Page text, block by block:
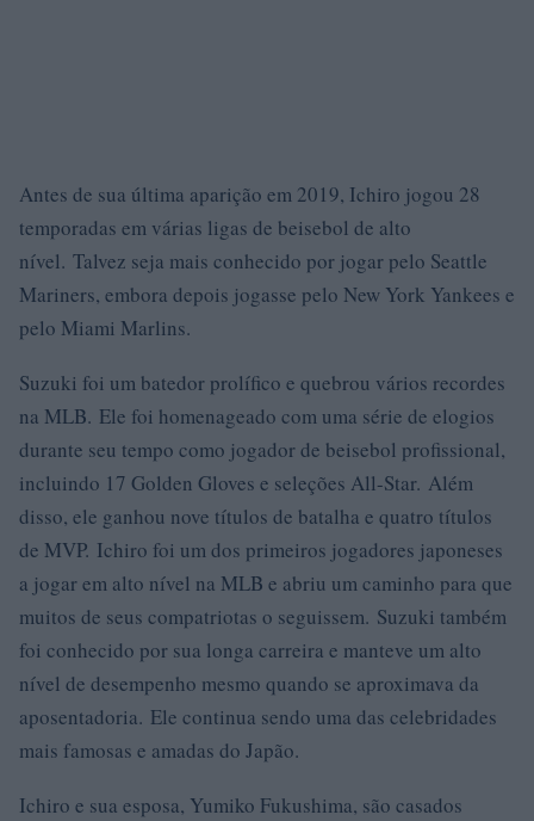
Antes de sua última aparição em 2019, Ichiro jogou 28
temporadas em várias ligas de beisebol de alto
nível. Talvez seja mais conhecido por jogar pelo Seattle
Mariners, embora depois jogasse pelo New York Yankees e
pelo Miami Marlins.
Suzuki foi um batedor prolífico e quebrou vários recordes
na MLB. Ele foi homenageado com uma série de elogios
durante seu tempo como jogador de beisebol profissional,
incluindo 17 Golden Gloves e seleções All-Star. Além
disso, ele ganhou nove títulos de batalha e quatro títulos
de MVP. Ichiro foi um dos primeiros jogadores japoneses
a jogar em alto nível na MLB e abriu um caminho para que
muitos de seus compatriotas o seguissem. Suzuki também
foi conhecido por sua longa carreira e manteve um alto
nível de desempenho mesmo quando se aproximava da
aposentadoria. Ele continua sendo uma das celebridades
mais famosas e amadas do Japão.
Ichiro e sua esposa, Yumiko Fukushima, são casados ​​